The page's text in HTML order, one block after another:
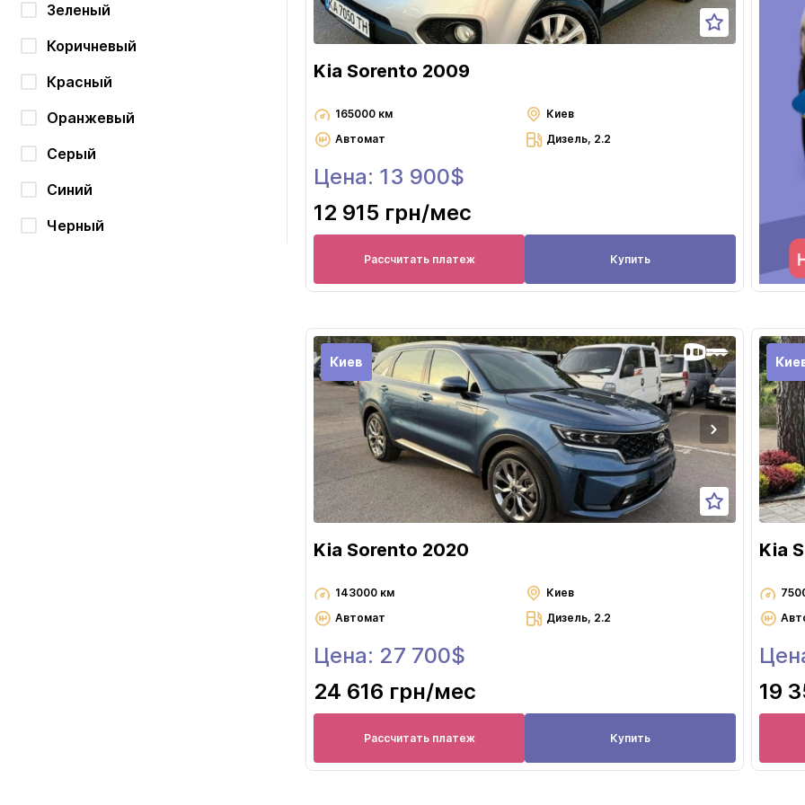
Зеленый
Коричневый
Красный
Оранжевый
Серый
Синий
Черный
Kia Sorento 2009
165000 км
Киев
Автомат
Дизель, 2.2
Цена: 13 900$
12 915 грн/мес
Рассчитать платеж Купить
Киев
Kia Sorento 2020
143000 км
Киев
Автомат
Дизель, 2.2
Цена: 27 700$
24 616 грн/мес
Рассчитать платеж Купить
Kia
19